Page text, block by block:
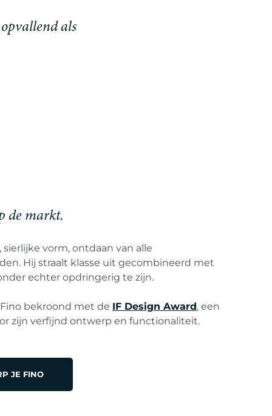
als
de markt.
sierlijke vorm, ontdaan van alle
Hij straalt klasse uit gecombineerd met
echter opdringerig te zijn.
bekroond met de IF Design Award, een
zijn verfijnd ontwerp en functionaliteit.
JE FINO